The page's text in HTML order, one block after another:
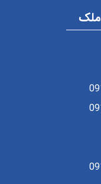
ملک